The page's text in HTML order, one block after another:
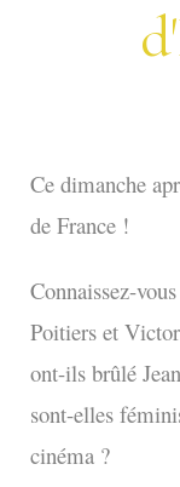
Ce dimanche
de France !
Connaissez-
Poitiers et
ont-ils brûlé
sont-elles
cinéma ?